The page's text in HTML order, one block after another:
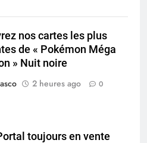
nos cartes les plus
de « Pokémon Méga
» Nuit noire
2 heures ago 0
toujours en vente